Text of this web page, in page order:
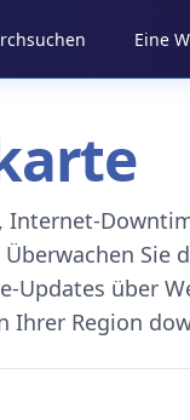
Eine
Sie
Updates über
Ihrer Region